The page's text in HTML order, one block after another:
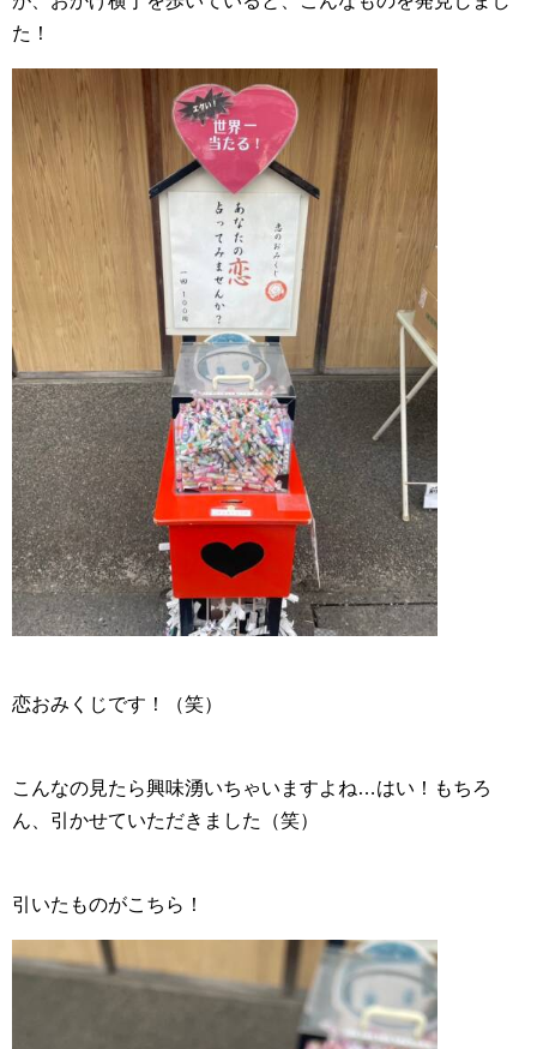
た！
恋おみくじです！（笑）
こんなの見たら興味湧いちゃいますよね…はい！もちろ
ん、引かせていただきました（笑）
引いたものがこちら！